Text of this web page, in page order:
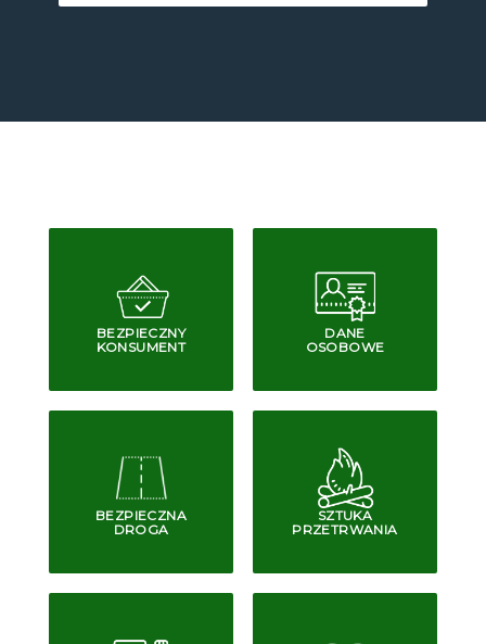
BEZPIECZNY
KONSUMENT
DANE
OSOBOWE
BEZPIECZNA
DROGA
SZTUKA
PRZETRWANIA